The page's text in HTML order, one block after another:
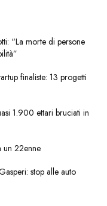
“La morte di persone
finaliste: 13 progetti
1.900 ettari bruciati in
un 22enne
stop alle auto